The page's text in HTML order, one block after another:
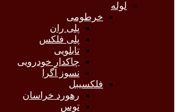
لوله
خرطومی
پلی ران
پلی فلکس
تابلویی
چاکدار خودرویی
نسوز آگرا
فلکسیبل
رهورد خراسان
توس